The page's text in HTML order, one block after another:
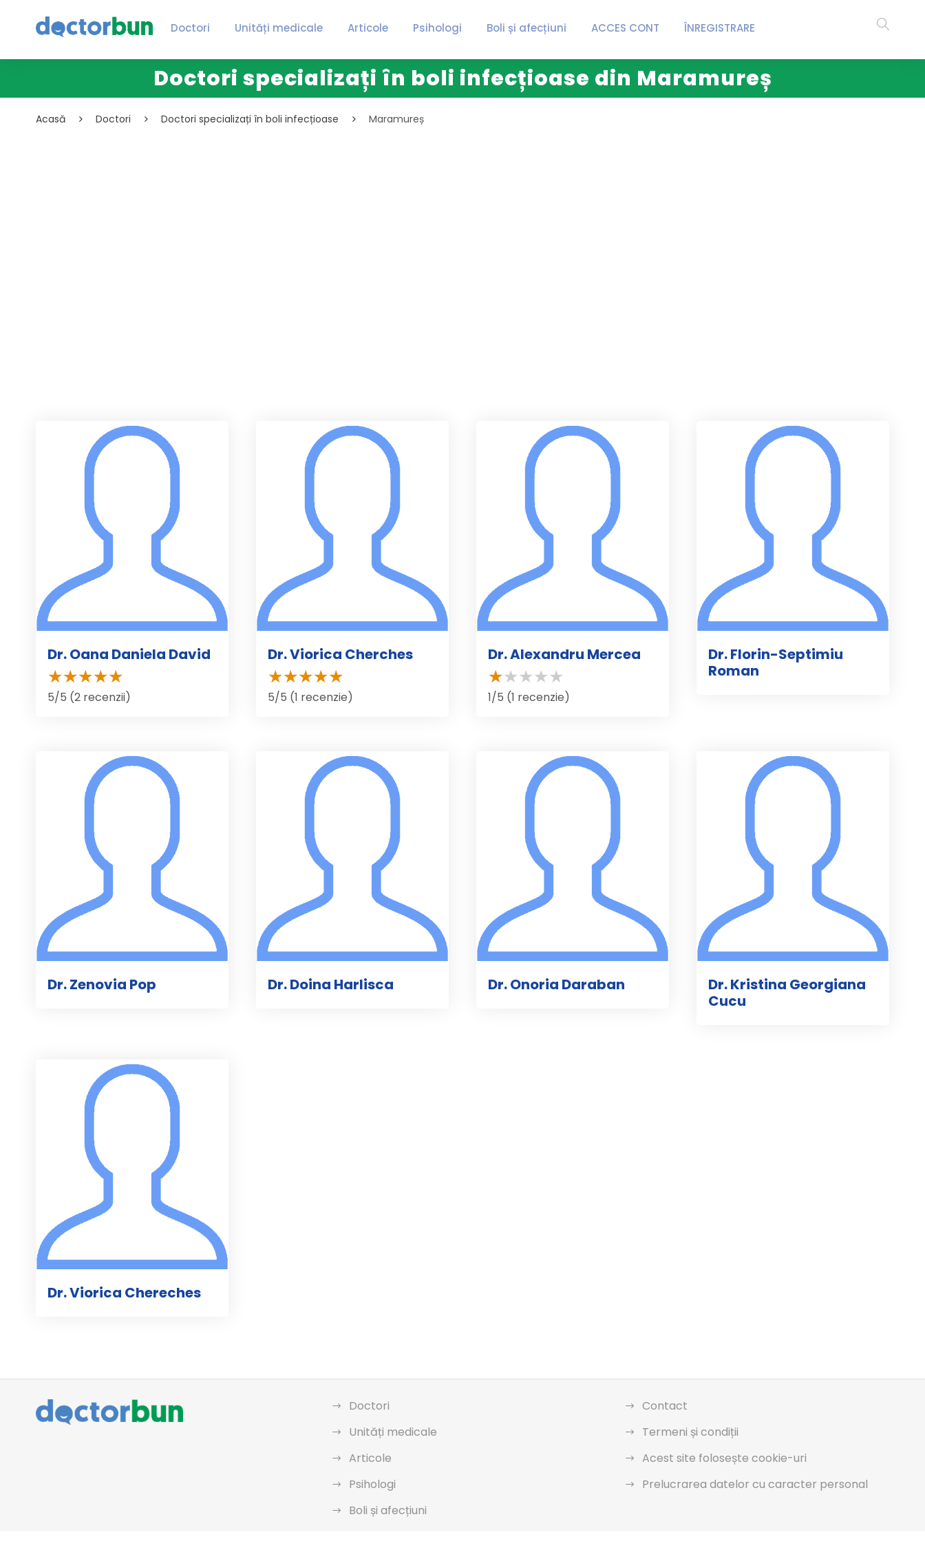
Doctori Unități medicale Articole Psihologi Boli și afecțiuni ACCES CONT ÎNREGISTRARE
Doctori specializați în boli infecțioase din Maramureș
Acasă Doctori Doctori specializați în boli infecțioase Maramureș
Dr. Oana Daniela David
5/5 (2 recenzii)
Dr. Viorica Cherches
5/5 (1 recenzie)
Dr. Alexandru Mercea
1/5 (1 recenzie)
Dr. Florin-Septimiu
Roman
Dr. Zenovia Pop Dr. Doina Harlisca Dr. Onoria Daraban
Dr. Kristina Georgiana
Cucu
Dr. Viorica Chereches
Doctori
Unități medicale
Articole
Psihologi
Boli și afecțiuni
Contact
Termeni și condiții
Acest site folosește cookie-uri
Prelucrarea datelor cu caracter personal